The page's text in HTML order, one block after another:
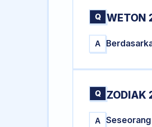
Q WETON
A
Q ZODIAK
A